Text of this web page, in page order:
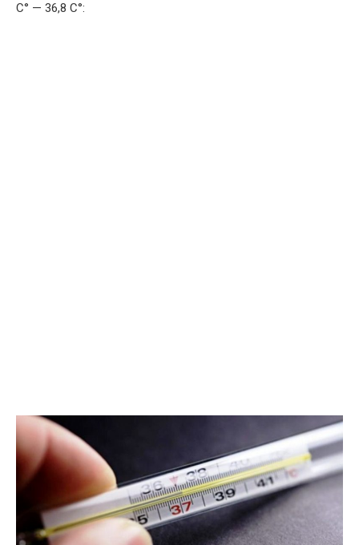
С° — 36,8 С°: